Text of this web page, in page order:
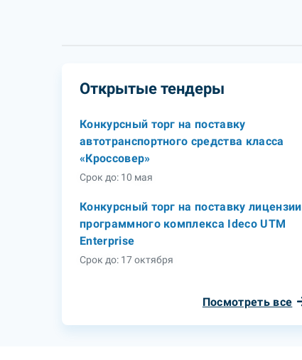
Открытые тендеры
Конкурсный торг на поставку
автотранспортного средства класса
«Кроссовер»
Срок до: 10 мая
Конкурсный торг на поставку лицензии
программного комплекса Ideco UTM
Enterprise
Срок до: 17 октября
Посмотреть все